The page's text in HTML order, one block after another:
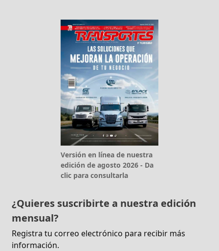
Versión en línea de nuestra
edición de agosto 2026 - Da
clic para consultarla
¿Quieres suscribirte a nuestra edición
mensual?
Registra tu correo electrónico para recibir más
información.